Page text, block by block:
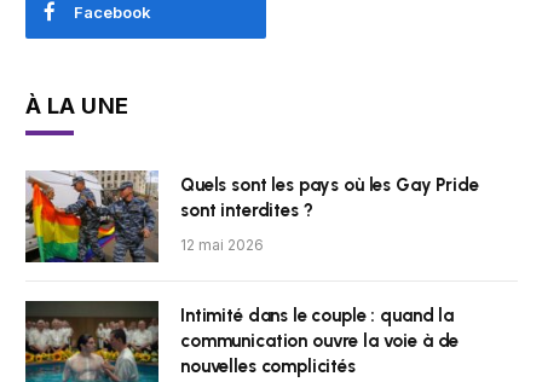
Facebook
À LA UNE
Quels sont les pays où les Gay Pride
sont interdites ?
12 mai 2026
Intimité dans le couple : quand la
communication ouvre la voie à de
nouvelles complicités